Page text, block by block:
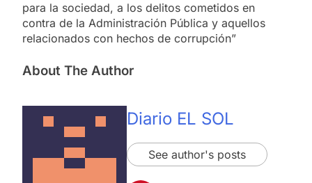
para la sociedad, a los delitos cometidos en
contra de la Administración Pública y aquellos
relacionados con hechos de corrupción”
About The Author
Diario EL SOL
See author's posts